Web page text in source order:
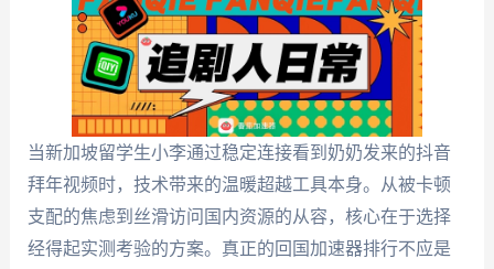
当新加坡留学生小李通过稳定连接看到奶奶发来的抖音
拜年视频时，技术带来的温暖超越工具本身。从被卡顿
支配的焦虑到丝滑访问国内资源的从容，核心在于选择
经得起实测考验的方案。真正的回国加速器排行不应是